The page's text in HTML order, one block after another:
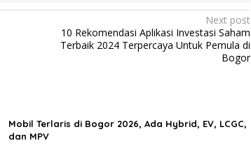
Next post
10 Rekomendasi Aplikasi Investasi Saham
Terbaik 2024 Terpercaya Untuk Pemula di
Bogor
Mobil Terlaris di Bogor 2026, Ada Hybrid, EV, LCGC,
dan MPV